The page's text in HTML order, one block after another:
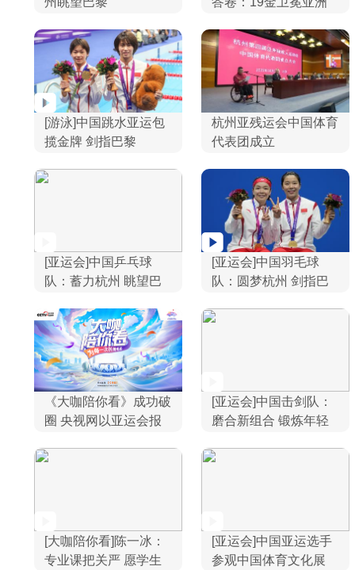
[游泳]中国跳水亚运包
揽金牌 剑指巴黎
杭州亚残运会中国体育
代表团成立
[亚运会]中国乒乓球
队：蓄力杭州 眺望巴
[亚运会]中国羽毛球
队：圆梦杭州 剑指巴
《大咖陪你看》成功破
圈 央视网以亚运会报
[亚运会]中国击剑队：
磨合新组合 锻炼年轻
[大咖陪你看]陈一冰：
专业课把关严 愿学生
[亚运会]中国亚运选手
参观中国体育文化展